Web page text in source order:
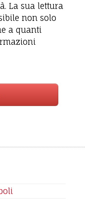
La sua lettura
non solo
a quanti